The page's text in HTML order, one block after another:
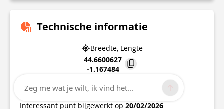
Technische informatie
Breedte, Lengte
44.6600627
-1.167484
22 boulevard du Général Leclerc
33120
ARCACHON
Interessant punt bijgewerkt op 20/02/2026
Zeg me wat je wilt, ik vind het...